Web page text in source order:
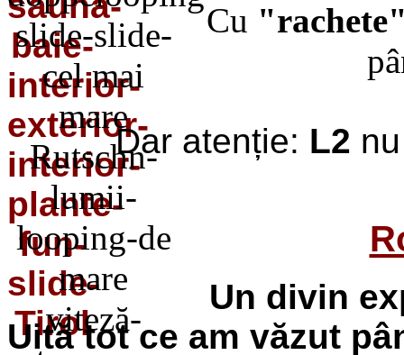
Cu
Dar atenție: L2
Un divin
Uită tot ce am văzut